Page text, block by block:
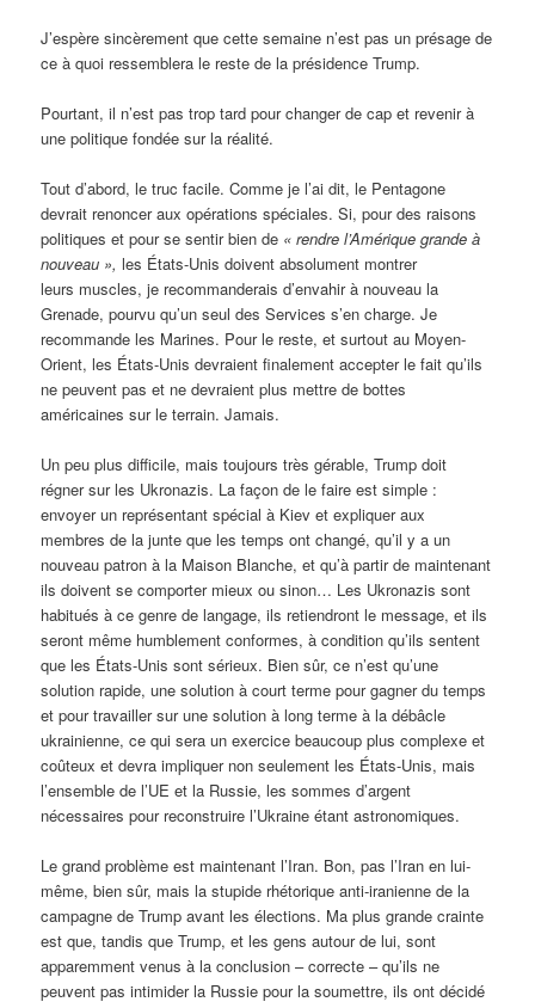
J’espère sincèrement que cette semaine n’est pas un présage de
ce à quoi ressemblera le reste de la présidence Trump.
Pourtant, il n’est pas trop tard pour changer de cap et revenir à
une politique fondée sur la réalité.
Tout d’abord, le truc facile. Comme je l’ai dit, le Pentagone
devrait renoncer aux opérations spéciales. Si, pour des raisons
politiques et pour se sentir bien de « rendre l’Amérique grande à
nouveau », les États-Unis doivent absolument montrer
leurs muscles, je recommanderais d’envahir à nouveau la
Grenade, pourvu qu’un seul des Services s’en charge. Je
recommande les Marines. Pour le reste, et surtout au Moyen-
Orient, les États-Unis devraient finalement accepter le fait qu’ils
ne peuvent pas et ne devraient plus mettre de bottes
américaines sur le terrain. Jamais.
Un peu plus difficile, mais toujours très gérable, Trump doit
régner sur les Ukronazis. La façon de le faire est simple :
envoyer un représentant spécial à Kiev et expliquer aux
membres de la junte que les temps ont changé, qu’il y a un
nouveau patron à la Maison Blanche, et qu’à partir de maintenant
ils doivent se comporter mieux ou sinon… Les Ukronazis sont
habitués à ce genre de langage, ils retiendront le message, et ils
seront même humblement conformes, à condition qu’ils sentent
que les États-Unis sont sérieux. Bien sûr, ce n’est qu’une
solution rapide, une solution à court terme pour gagner du temps
et pour travailler sur une solution à long terme à la débâcle
ukrainienne, ce qui sera un exercice beaucoup plus complexe et
coûteux et devra impliquer non seulement les États-Unis, mais
l’ensemble de l’UE et la Russie, les sommes d’argent
nécessaires pour reconstruire l’Ukraine étant astronomiques.
Le grand problème est maintenant l’Iran. Bon, pas l’Iran en lui-
même, bien sûr, mais la stupide rhétorique anti-iranienne de la
campagne de Trump avant les élections. Ma plus grande crainte
est que, tandis que Trump, et les gens autour de lui, sont
apparemment venus à la conclusion – correcte – qu’ils ne
peuvent pas intimider la Russie pour la soumettre, ils ont décidé